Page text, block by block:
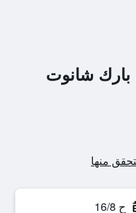
شانوت
ح 16/8